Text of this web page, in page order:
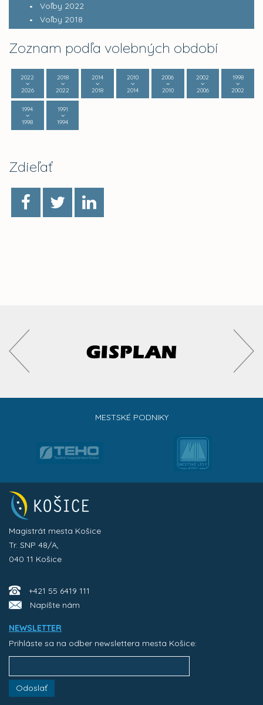
Voľby 2022
Voľby 2018
Zoznam podľa volebných období
2022
2026
2018
2022
2014
2018
2010
2014
2006
2010
2002
2006
1998
2002
1994
1998
1991
1994
Zdieľať
MESTSKÉ PODNIKY
Magistrát mesta Košice
Tr. SNP 48/A,
040 11 Košice
+421 55 6419 111
Napíšte nám
NEWSLETTER
Prihláste sa na odber newslettera mesta Košice:
Odoslať